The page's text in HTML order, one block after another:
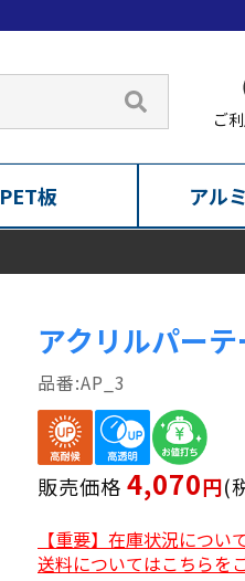
ご
PET板 アル
アクリルパー
AP_3
販売価格 4,070
【重要】在庫状況につい
送料についてはこちらを